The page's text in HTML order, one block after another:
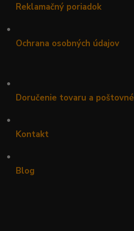
Reklamačný poriadok
•
Ochrana osobných údajov
•
Doručenie tovaru a poštovné
•
Kontakt
•
Blog